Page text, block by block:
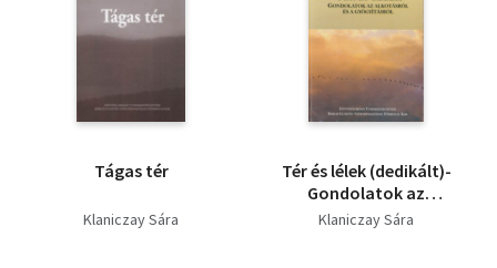
Tágas tér
Klaniczay Sára
Tér és lélek (dedikált)-
Gondolatok az
alkotásról és a
Klaniczay Sára